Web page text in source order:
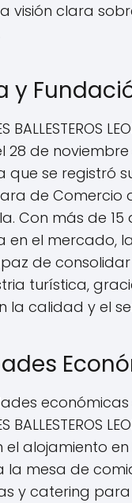
visión clara
y
BALLESTEROS
de noviembre
que se registró
de Comercio
Con más de 15
en el mercado,
de consolidar
turística,
la calidad y el
BALLESTEROS
el alojamiento en
la mesa de
y catering para